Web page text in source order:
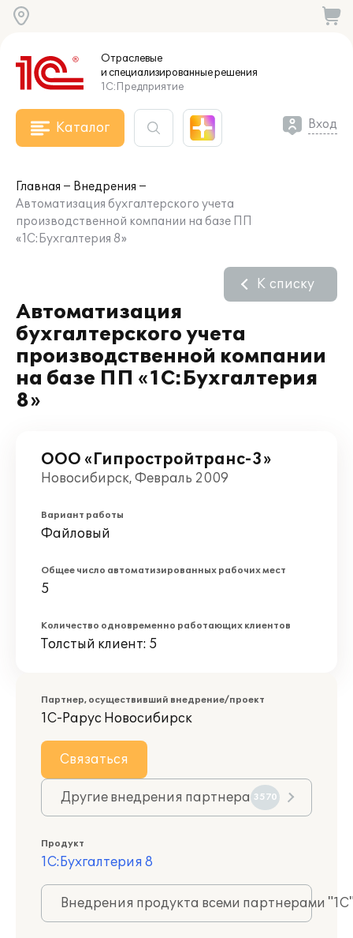
Отраслевые
и специализированныерешения
1С:Предприятие
Каталог Вход
Главная
Внедрения
Автоматизация бухгалтерского учета
производственной компании на базе ПП
«1С:Бухгалтерия 8»
Автоматизация
бухгалтерского учета
производственной компании
на базе ПП «1С:Бухгалтерия
8»
К списку
ООО «Гипростройтранс-3»
Новосибирск, Февраль 2009
Вариант работы
Файловый
Общее число автоматизированных рабочих мест
5
Количество одновременно работающих клиентов
Толстый клиент: 5
Партнер, осуществивший внедрение/проект
1С-Рарус Новосибирск
Связаться
Другие внедрения партнера 3570
Продукт
1С:Бухгалтерия 8
Внедрения продукта всеми партнерами